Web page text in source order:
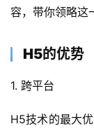
容，带你领略这
H5的优势
1. 跨平台
H5技术的最大